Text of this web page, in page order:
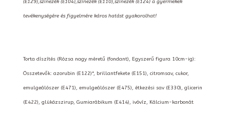
(E129),színezék (E104),színezék (E110),színezék (E124) a gyermekek
tevékenységére és figyelmére káros hatást gyakorolhat!
Torta díszítés (Rózsa nagy méretű (fondant), Egyszerű figura 10cm-ig):
Összetevők: azorubin (E122)*, brillantfekete (E151), citromsav, cukor,
emulgeálószer (E471), emulgeálószer (E475), étkezési sav (E330), glicerin
(E422), glükózszirup, Gumiarábikum (E414), ivóvíz, Kálcium-karbonát